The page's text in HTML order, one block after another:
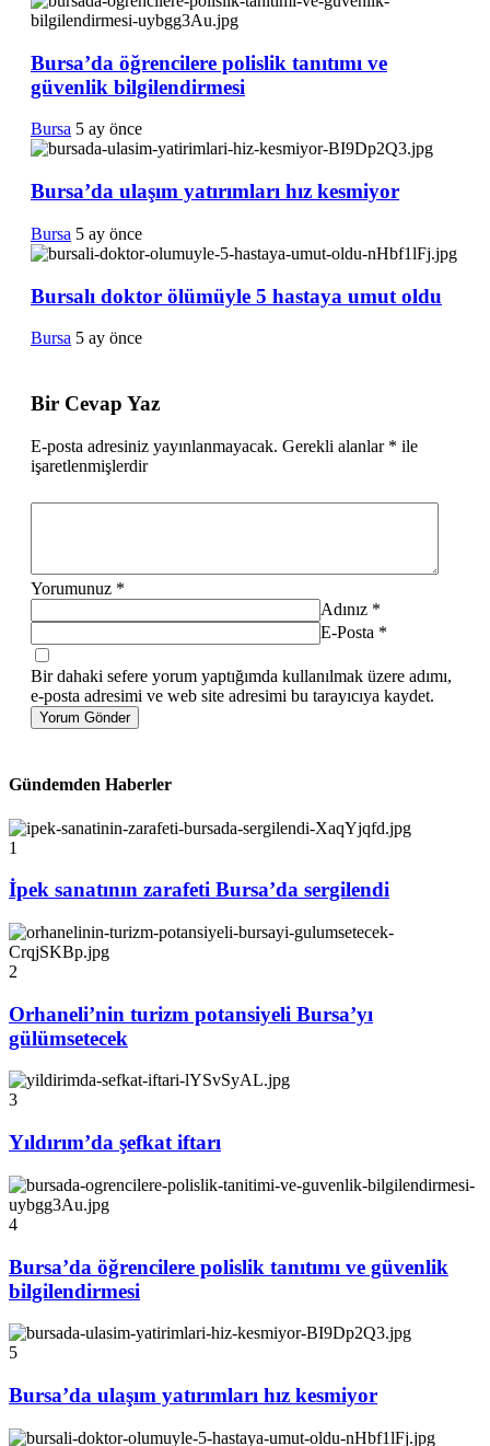
Bursa’da öğrencilere polislik tanıtımı ve
güvenlik bilgilendirmesi
Bursa 5 ay önce
Bursa’da ulaşım yatırımları hız kesmiyor
Bursa 5 ay önce
Bursalı doktor ölümüyle 5 hastaya umut oldu
Bursa 5 ay önce
Bir Cevap Yaz
E-posta adresiniz yayınlanmayacak. Gerekli alanlar * ile
işaretlenmişlerdir
Yorumunuz *
Adınız *
E-Posta *
Bir dahaki sefere yorum yaptığımda kullanılmak üzere adımı,
e-posta adresimi ve web site adresimi bu tarayıcıya kaydet.
Yorum Gönder
Gündemden Haberler
1
İpek sanatının zarafeti Bursa’da sergilendi
2
Orhaneli’nin turizm potansiyeli Bursa’yı
gülümsetecek
3
Yıldırım’da şefkat iftarı
4
Bursa’da öğrencilere polislik tanıtımı ve güvenlik
bilgilendirmesi
5
Bursa’da ulaşım yatırımları hız kesmiyor